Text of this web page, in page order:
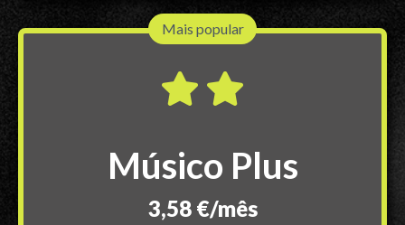
Mais popular
Músico Plus
3,58 €/mês